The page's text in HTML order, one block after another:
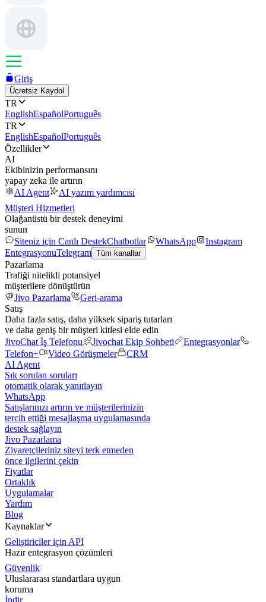
Giriş
Ücretsiz Kaydol
TR
EnglishEspañolPortuguês
TR
EnglishEspañolPortuguês
Özellikler
AI
Ekibinizin performansını
yapay zeka ile artırın
AI Agent
AI yazım yardımcısı
Müşteri Hizmetleri
Olağanüstü bir destek deneyimi
sunun
Siteniz için Canlı DestekChatbotlar WhatsApp
Instagram
EntegrasyonuTelegram Tüm kanallar
Pazarlama
Trafiği nitelikli potansiyel
müşterilere dönüştürün
Jivo Pazarlama
Geri-arama
Satış
Daha fazla satış, daha yüksek sipariş tutarları
ve daha geniş bir müşteri kitlesi elde edin
JivoChat İş Telefonu
Jivochat Ekip Sohbeti
Entegrasyonlar
Telefon+
Video Görüşmeler
CRM
AI Agent
Sık sorulan soruları
otomatik olarak yanıtlayın
WhatsApp
Satışlarınızı artırın ve müşterilerinizin
tercih ettiği mesajlaşma uygulamasında
destek sağlayın
Jivo Pazarlama
Ziyaretçileriniz siteyi terk etmeden
önce ilgilerini çekin
Fiyatlar
Ortaklık
Uygulamalar
Yardım
Blog
Kaynaklar
Geliştiriciler için API
Hazır entegrasyon çözümleri
Güvenlik
Uluslararası standartlara uygun
koruma
İndir